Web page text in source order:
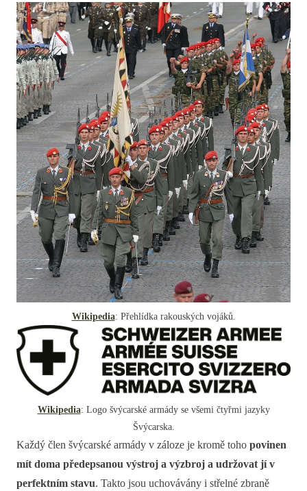
Wikipedia: Přehlídka rakouských vojáků.
Wikipedia: Logo švýcarské armády se všemi čtyřmi jazyky
Švýcarska.
Každý člen švýcarské armády v záloze je kromě toho povinen
mít doma předepsanou výstroj a výzbroj a udržovat jí v
perfektním stavu. Takto jsou uchovávány i střelné zbraně